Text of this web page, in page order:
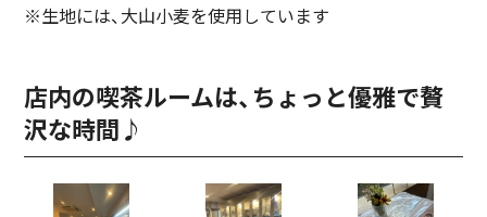
※生地には、大山小麦を使用しています
店内の喫茶ルームは、ちょっと優雅で贅
沢な時間♪